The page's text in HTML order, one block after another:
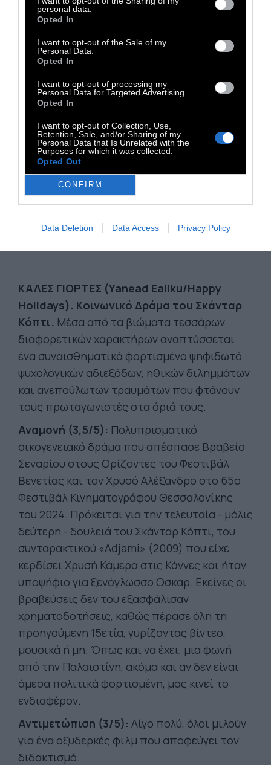
personal data.
Opted In
I want to opt-out of the Sale of my
Personal Data.
Opted In
I want to opt-out of processing my
Personal Data for Targeted Advertising.
Opted In
I want to opt-out of Collection, Use,
Retention, Sale, and/or Sharing of my
Personal Data that Is Unrelated with the
Purposes for which it was collected.
Opted Out
CONFIRM
Data Deletion Data Access Privacy Policy
ΚΑΛΕΣ ΓΙΟΡΤΕΣ (Yanead Ealiku/Happy
Holidays). Κοινωνικό Δράμα του Σκάνταρ
Κόπτι. Μέσα από τα βιώματα τεσσάρων
διαφορετικών χαρακτήρων αναπτύσσεται
ένα συναισθηματικά φορτισμένο ψηφιδωτό
ψυχολογικών αδιεξόδων, ηθικών διλημμάτων
και ανεπούλωτων τραυμάτων που φτάνουν
τους πρωταγωνιστές στα όριά τους.
Αναμονή (3,5/5): Πολυπρισματικό
οικογενειακό δράμα που απέσπασε Βραβείο
Σεναρίου στους Ορίζοντες του Φεστιβάλ
Βενετίας και τον Χρυσό Αλέξανδρο στο 65ο
Φεστιβάλ Κινηματογράφου Θεσσαλονίκης
του 2024. Πρόκειται για την τελευταία - μόλις
δεύτερη - δουλειά του Σκάνταρ Κόπτι, του
συνταρακτικού «Adjami» (2009) που είχε
κερδίσει Χρυσή Κάμερα στις Κάννες και ήταν
υποψήφιο για ξενόγλωσσο Οσκαρ. Εκείνες οι
βραβεύσεις δεν του εξασφάλισαν
χρηματοδοτήσεις, καθώς πέρασε όλη τη
προηγούμενη 15ετία, γυρίζοντας βίντεο,
μουσικά ή μη. Όπως και να έχει, μια φωνή
από την Παλαιστίνη, ακόμα και αν δεν είναι
άμεσα πολιτικά φορτισμένη, μας κινεί το
ενδιαφέρον.
Αντιμετώπιση (3/5): Λίγο πολύ, όλοι μιλούν
για ένα οξυδερκές φιλμ που αποφεύγει τον
διδακτισμό.